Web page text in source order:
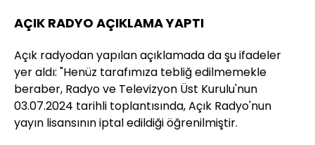
AÇIK RADYO AÇIKLAMA YAPTI
Açık radyodan yapılan açıklamada da şu ifadeler
yer aldı: "Henüz tarafımıza tebliğ edilmemekle
beraber, Radyo ve Televizyon Üst Kurulu'nun
03.07.2024 tarihli toplantısında, Açık Radyo'nun
yayın lisansının iptal edildiği öğrenilmiştir.